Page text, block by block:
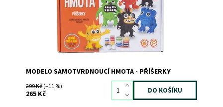
MODELO SAMOTVRDNOUCÍ HMOTA - PŘÍŠERKY
299 Kč(–11 %)
265 Kč